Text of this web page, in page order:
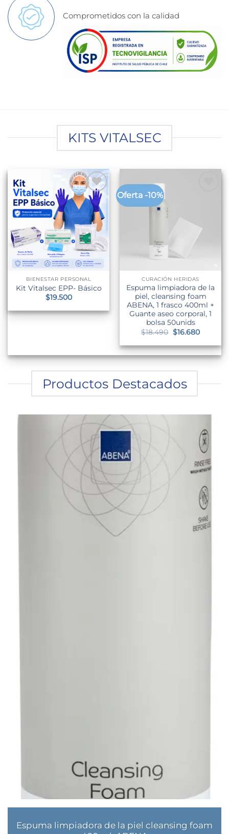
Comprometidos con la calidad
KITS VITALSEC
BIENESTAR PERSONAL
Kit Vitalsec EPP- Básico
$19.500
Oferta -10%
CURACIÓN HERIDAS
Espuma limpiadora de la
piel, cleansing foam
ABENA, 1 frasco 400ml +
Guante aseo corporal, 1
bolsa 50unids
$18.490 El
precio
original
era:
$18.490.
$16.680El
actual
es:
$16.680.
Productos Destacados
Espuma limpiadora de la piel cleansing foam